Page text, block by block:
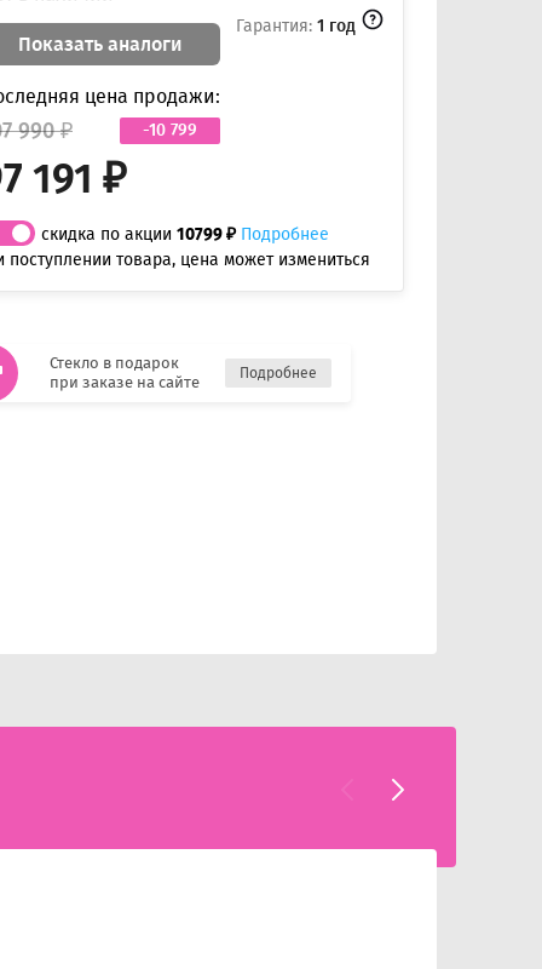
Показать аналоги
Гарантия: 1 год
цена продажи:
-10 799
990 ₽
191 ₽
скидка по акции 10799 ₽ Подробнее
поступлении товара, цена может измениться
Стекло в подарок
при заказе на сайте
Подробнее